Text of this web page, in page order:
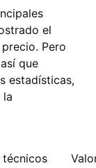
el
Pero
que
estadísticas,
la
técnicos